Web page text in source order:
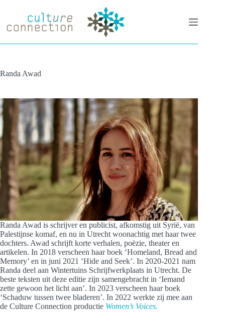
inhoud
Randa Awad
Randa Awad is schrijver en publicist, afkomstig uit Syrië, van
Palestijnse komaf, en nu in Utrecht woonachtig met haar twee
dochters. Awad schrijft korte verhalen, poëzie, theater en
artikelen. In 2018 verscheen haar boek ‘Homeland, Bread and
Memory’ en in juni 2021 ‘Hide and Seek’. In 2020-2021 nam
Randa deel aan Wintertuins Schrijfwerkplaats in Utrecht. De
beste teksten uit deze editie zijn samengebracht in ‘Iemand
zette gewoon het licht aan’. In 2023 verscheen haar boek
‘Schaduw tussen twee bladeren’. In 2022 werkte zij mee aan
de Culture Connection productie Women’s Voices.